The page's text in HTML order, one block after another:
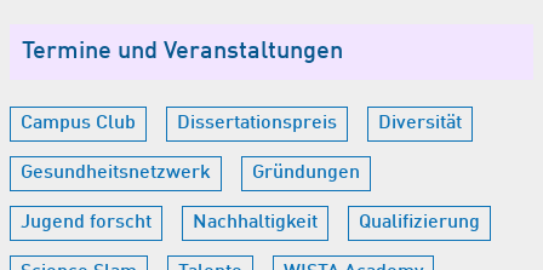
Termine und Veranstaltungen
Campus Club Dissertationspreis Diversität
Gesundheitsnetzwerk Gründungen
Jugend forscht Nachhaltigkeit Qualifizierung